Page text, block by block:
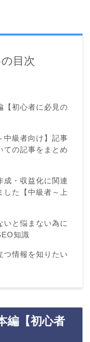
目次
【初心者に必見の
中級者向け】記事
ての記事をまとめ
成・収益化に関連
した【中級者～上
いと悩まない為に
知識
つ情報を知りたい
編【初心者